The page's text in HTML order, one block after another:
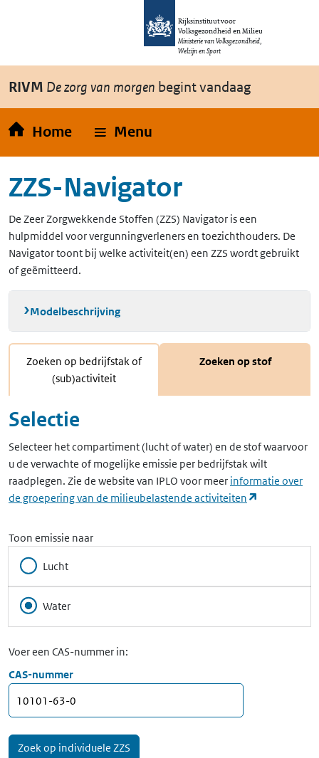
Overslaan en naar de inhoud gaan
Rijksinstituut voor
Volksgezondheid en Milieu
Ministerie van Volksgezondheid,
Welzijn en Sport
RIVM De zorg van morgen begint vandaag
Home Menu
ZZS-Navigator
De Zeer Zorgwekkende Stoffen (ZZS) Navigator is een
hulpmiddel voor vergunningverleners en toezichthouders. De
Navigator toont bij welke activiteit(en) een ZZS wordt gebruikt
of geëmitteerd.
Modelbeschrijving
Zoeken op bedrijfstak of
(sub)activiteit
Zoeken op stof
Selectie
Selecteer het compartiment (lucht of water) en de stof waarvoor
u de verwachte of mogelijke emissie per bedrijfstak wilt
raadplegen. Zie de website van IPLO voor meer informatie over
de groepering van de milieubelastende activiteiten
Toon emissie naar
Lucht
Water
Voer een CAS-nummer in:
CAS-nummer